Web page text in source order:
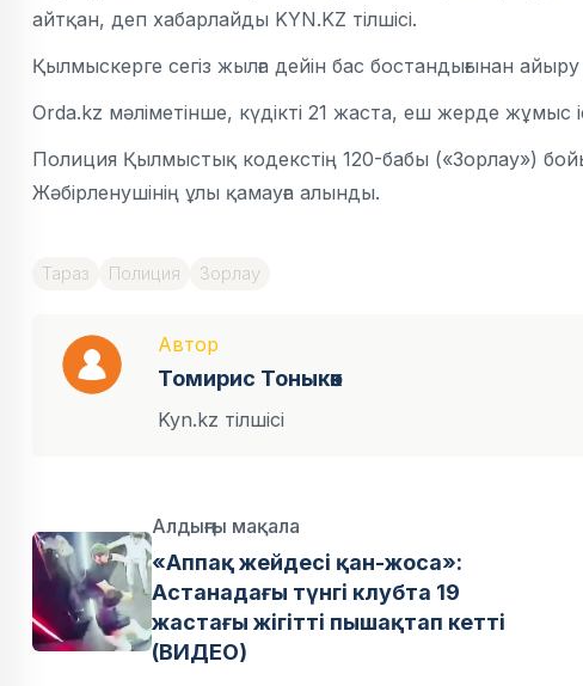
айтқан, деп хабарлайды KYN.KZ тілшісі.
Қылмыскерге сегіз жылға дейін бас бостандығынан
Orda.kz мәліметінше, күдікті 21 жаста, еш жерде жұмыс
Полиция Қылмыстық кодекстің 120-бабы («Зорлау»)
Жәбірленушінің ұлы қамауға алынды.
Тараз Полиция Зорлау
Автор
Томирис Тоныкөк
Kyn.kz тілшісі
Алдыңғы мақала
«Аппақ жейдесі қан-жоса»:
Астанадағы түнгі клубта 19
жастағы жігітті пышақтап кетті
(ВИДЕО)